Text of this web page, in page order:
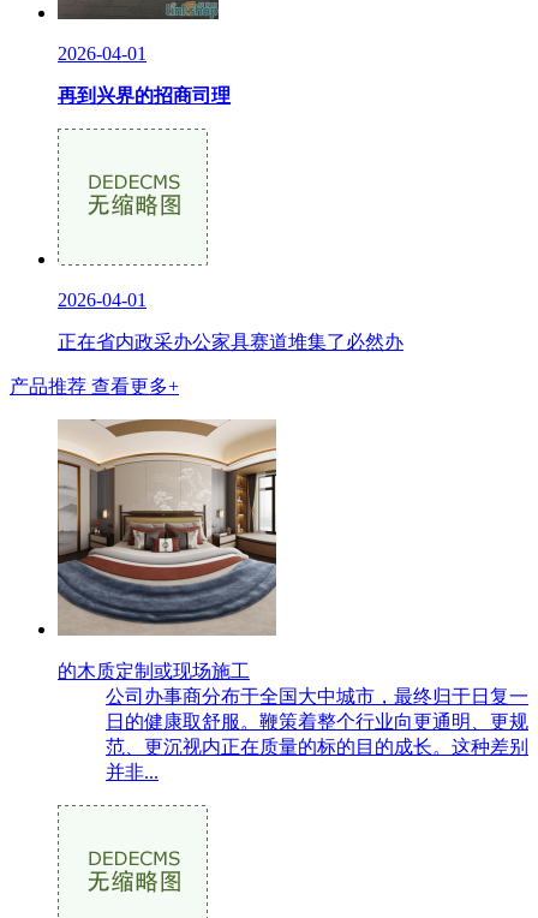
2026-04-01
再到兴界的招商司理
2026-04-01
正在省内政采办公家具赛道堆集了必然办
产品推荐 查看更多+
的木质定制或现场施工
公司办事商分布于全国大中城市，最终归于日复一
日的健康取舒服。鞭策着整个行业向更通明、更规
范、更沉视内正在质量的标的目的成长。这种差别
并非...